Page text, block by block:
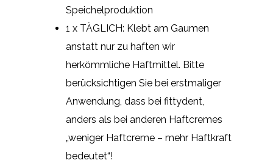
Speichelproduktion
1 x TÄGLICH: Klebt am Gaumen
anstatt nur zu haften wir
herkömmliche Haftmittel. Bitte
berücksichtigen Sie bei erstmaliger
Anwendung, dass bei fittydent,
anders als bei anderen Haftcremes
„weniger Haftcreme – mehr Haftkraft
bedeutet“!